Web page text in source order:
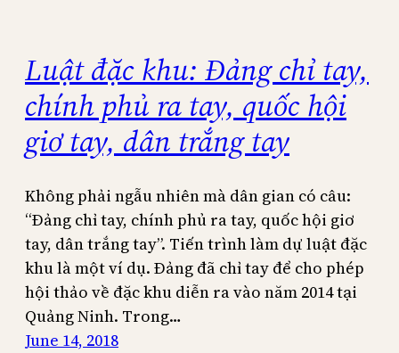
Luật đặc khu: Đảng chỉ tay,
chính phủ ra tay, quốc hội
giơ tay, dân trắng tay
Không phải ngẫu nhiên mà dân gian có câu:
“Đảng chỉ tay, chính phủ ra tay, quốc hội giơ
tay, dân trắng tay”. Tiến trình làm dự luật đặc
khu là một ví dụ. Đảng đã chỉ tay để cho phép
hội thảo về đặc khu diễn ra vào năm 2014 tại
Quảng Ninh. Trong…
June 14, 2018